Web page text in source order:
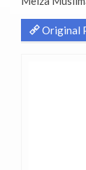
Original